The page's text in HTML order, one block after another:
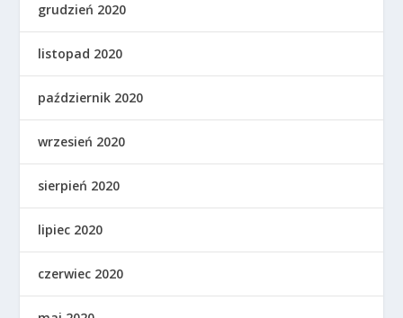
grudzień 2020
listopad 2020
październik 2020
wrzesień 2020
sierpień 2020
lipiec 2020
czerwiec 2020